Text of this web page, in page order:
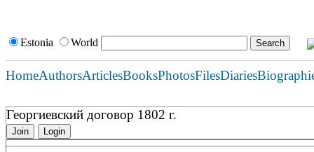
Estonia World
HomeAuthorsArticlesBooksPhotosFilesDiaries
Георгиевский договор 1802 г.
Join Login